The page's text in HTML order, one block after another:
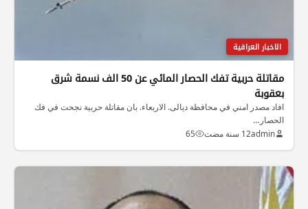
الاخبار العراقية
مقاتلة حربية تفك الحصار المائي عن 50 الف نسمة شرق
بعقوبة
افاد مصدر امني في محافظة ديالى. الاربعاء. بان مقاتلة حربية نجحت في فك
الحصار…
admin12 سنة مضت 65